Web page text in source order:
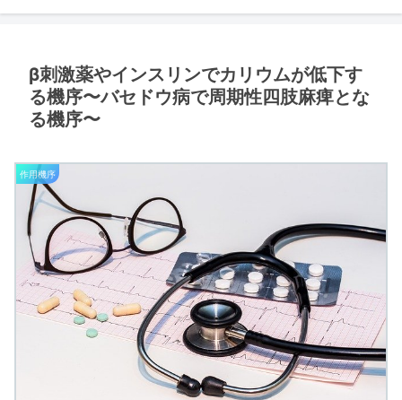
β刺激薬やインスリンでカリウムが低下す
る機序〜バセドウ病で周期性四肢麻痺とな
る機序〜
作用機序